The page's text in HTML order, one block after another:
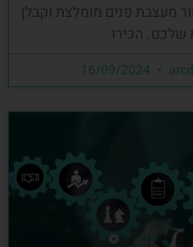
מעצבת פנים מומלצת וקבלן
שלכם. הכירו